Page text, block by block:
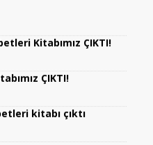
Kitabımız ÇIKTI!
ÇIKTI!
kitabı çıktı